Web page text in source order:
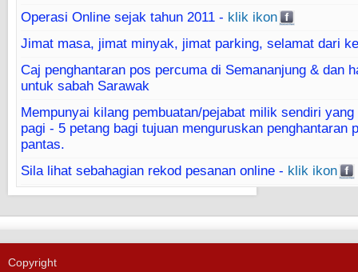
Operasi Online sejak tahun 2011 - klik ikon
Jimat masa, jimat minyak, jimat parking, selamat dari
Caj penghantaran pos percuma di Semananjung & dan
untuk sabah Sarawak
Mempunyai kilang pembuatan/pejabat milik sendiri
pagi - 5 petang bagi tujuan menguruskan penghantaran
pantas.
Sila lihat sebahagian rekod pesanan online - klik ikon
Copyright